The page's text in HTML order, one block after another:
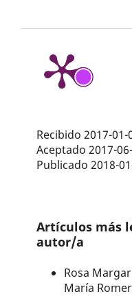
Recibido 2017-01-
Aceptado 2017-
Publicado 2018-
Artículos más
autor/a
Rosa
María